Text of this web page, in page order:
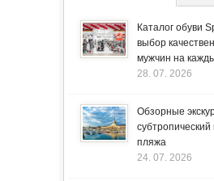
Каталог обуви
выбор
мужчин на
28. 07. 2026
Обзорные
пляжа
24. 07. 2026